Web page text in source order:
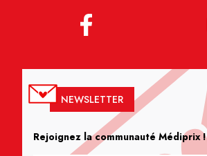
NEWSLETTER
Rejoignez la communauté Médiprix !